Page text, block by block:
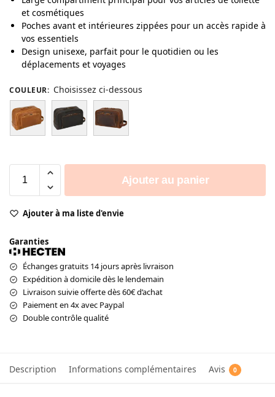
et cosmétiques
Poches avant et intérieures zippées pour un accès rapide à
vos essentiels
Design unisexe, parfait pour le quotidien ou les
déplacements et voyages
COULEUR: Choisissez ci-dessous
Ajouter au panier
Ajouter à ma liste d'envie
Garanties
Échanges gratuits 14 jours après livraison
Expédition à domicile dès le lendemain
Livraison suivie offerte dès 60€ d’achat
Paiement en 4x avec Paypal
Double contrôle qualité
Description Informations complémentaires Avis 0